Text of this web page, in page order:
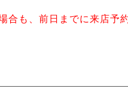
合も、前日までに来店予